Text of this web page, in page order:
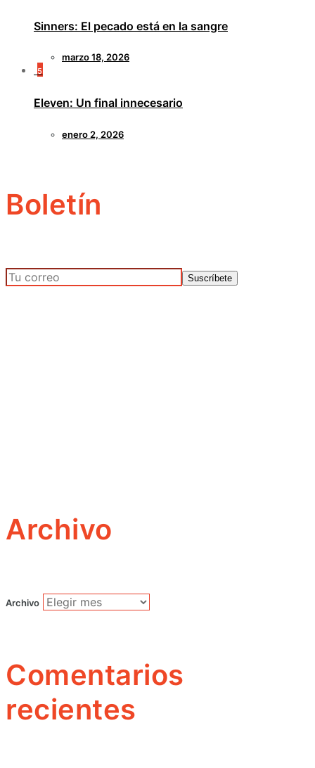
Sinners: El pecado está en la sangre
marzo 18, 2026
5
Eleven: Un final innecesario
enero 2, 2026
Boletín
Archivo
Archivo
Comentarios
recientes